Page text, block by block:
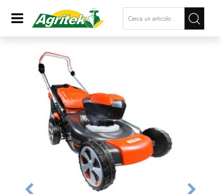
Open La modifica di un filtro